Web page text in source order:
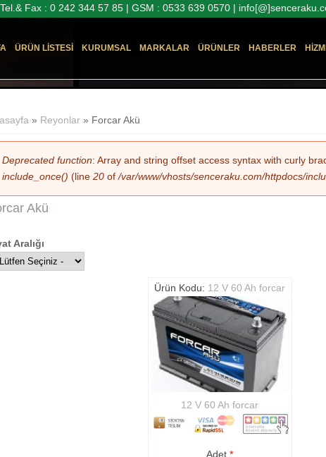
Tel.& Fax : 0 242 344 57 85 | GSM : 0533 639 0570 |
ÜRÜN LISTESI KURUMSAL MARKALAR ÜRÜNLER HABERLER
» Reyonlar » Forcar Akü
Hata mesajı
Deprecated function: Array and string offset access syntax with curly
include_once() (line20 of/var/www/vhosts/senceraku.com/httpdocs/
Akü
Aralığı
Ürün Kodu: 12 V 60 Ah forcar
12 V 60 Ah forcar
Adet*